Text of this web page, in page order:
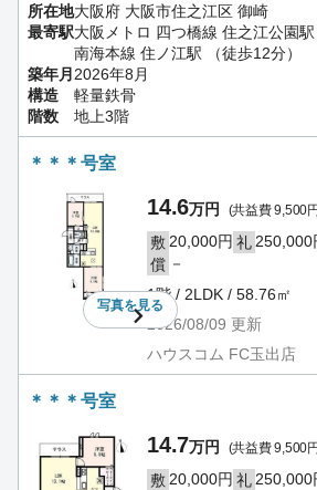
所在地大阪府 大阪市住之江区 御崎
最寄駅大阪メトロ 四つ橋線 住之江公園駅
南海本線 住ノ江駅 （徒歩12分）
築年月2026年8月
構造
軽量鉄骨
階数
地上3階
＊＊＊号室
写真を見る
14.6万円 (共益費 9,500
敷 20,000円 礼 250,000
償 －
1階 / 2LDK / 58.76㎡
2026/08/09 更新
ハウスコム FC玉出店
＊＊＊号室
14.7万円 (共益費 9,500
敷 20,000円 礼 250,000